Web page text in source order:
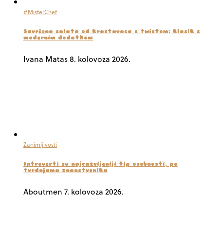
#MisterChef
Savršena salata od krastavaca s twistom: klasik s
modernim dodatkom
Ivana Matas 8. kolovoza 2026.
Zanimljivosti
Introverti su najrazvijeniji tip osobnosti, po
tvrdnjama znanstvenika
Aboutmen 7. kolovoza 2026.